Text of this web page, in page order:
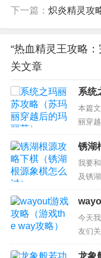
下一篇： 炽炎精灵攻
“热血精灵王攻略
关文章
系统
苏）
本篇
丽穿
帮助
系统
到此
吗 ？
关注
锈湖
过）
我要
及锈
题！
Rusty
移动
Roots
今天
友们
答，